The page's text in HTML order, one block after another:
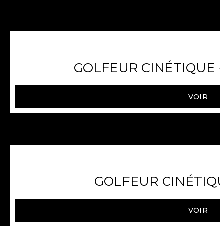
GOLFEUR CINÉTIQUE
VOIR
GOLFEUR
VOIR